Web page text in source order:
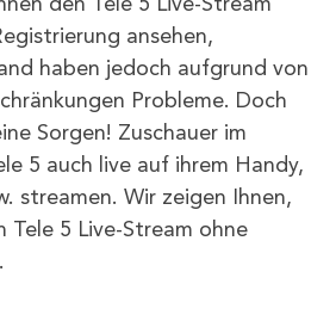
ansehen,
haben jedoch aufgrund von
Probleme. Doch
Sorgen! Zuschauer im
5 auch live auf ihrem Handy,
streamen. Wir zeigen Ihnen,
Tele 5 Live-Stream ohne